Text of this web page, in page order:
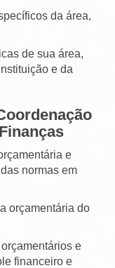
da área,
de sua área,
e da
e
normas em
orçamentária do
e
financeiro e